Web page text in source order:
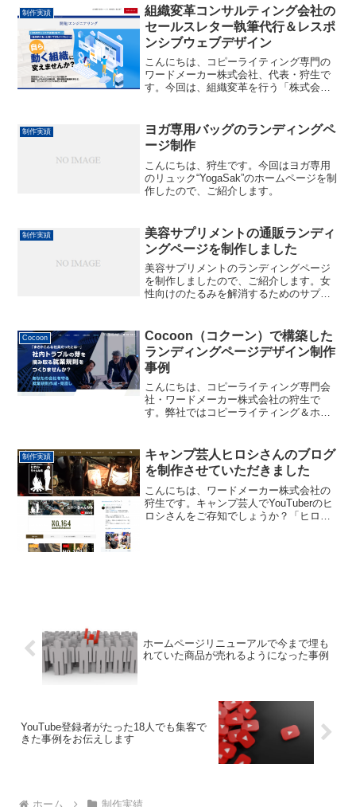
ューアルしました。リニューアルといっ
ても、デザインは変えていませ...
制作実績
組織変革コンサルティング会社の
セールスレター執筆代行＆レスポ
ンシブウェブデザイン
こんにちは、コピーライティング専門の
ワードメーカー株式会社、代表・狩生で
す。今回は、組織変革を行う「株式会社
ページに、ランディングページを制作さ
せていただきました。組織...
制作実績
ヨガ専用バッグのランディングペ
ージ制作
こんにちは、狩生です。今回はヨガ専用
のリュック“YogaSak”のホームページを制
作したので、ご紹介します。
制作実績
美容サプリメントの通販ランディ
ングページを制作しました
美容サプリメントのランディングページ
を制作しましたので、ご紹介します。女
性向けのたるみを解消するためのサプリ
す・・・こちらです。
Cocoon
Cocoon（コクーン）で構築した
ランディングページデザイン制作
事例
こんにちは、コピーライティング専門会
社・ワードメーカー株式会社の狩生で
す。弊社ではコピーライティング＆ホー
「Cocoon（コクーン）」というテーマを
使用することが多くなってい...
制作実績
キャンプ芸人ヒロシさんのブログ
を制作させていただきました
こんにちは、ワードメーカー株式会社の
狩生です。キャンプ芸人でYouTuberのヒ
ロシさんをご存知でしょうか？「ヒロシ
ホームページリニューアルで今まで埋も
れていた商品が売れるようになった事例
YouTube登録者がたった18人でも集客で
きた事例をお伝えします
ホーム 制作実績